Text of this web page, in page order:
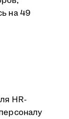
на 49
HR-